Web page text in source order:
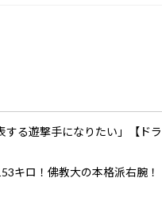
する遊撃手になりたい」【ドラ
キロ！佛教大の本格派右腕！